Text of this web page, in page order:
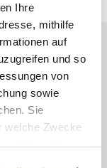
Ihre
mithilfe
auf
und so
von
sowie
Sie
welche Zwecke
· Samstag ·
die Summe aus
(b) der
(c) den